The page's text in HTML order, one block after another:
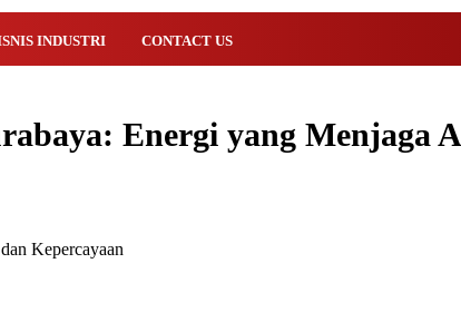
INDUSTRI CONTACT US
Energi yang Menjaga